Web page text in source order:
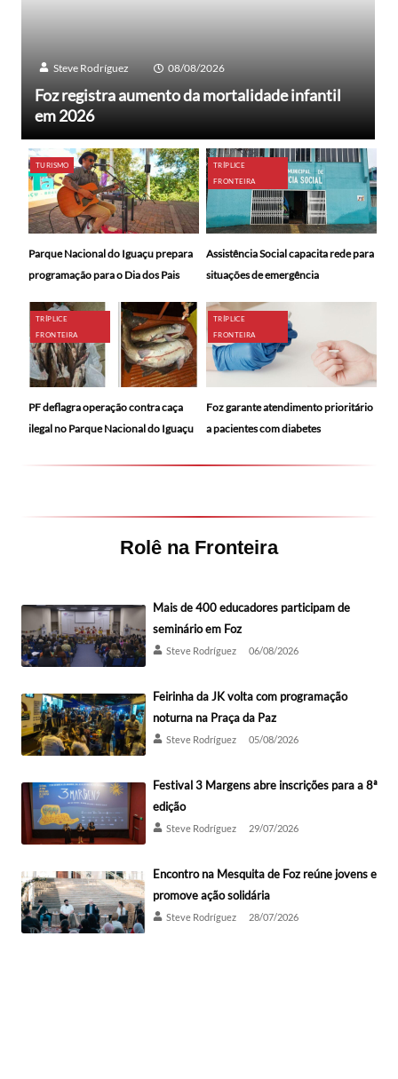
Steve Rodríguez 08/08/2026
Foz registra aumento da mortalidade infantil
em 2026
TURISMO
Parque Nacional do Iguaçu prepara
programação para o Dia dos Pais
TRÍPLICE
FRONTEIRA
Assistência Social capacita rede para
situações de emergência
TRÍPLICE
FRONTEIRA
PF deflagra operação contra caça
ilegal no Parque Nacional do Iguaçu
TRÍPLICE
FRONTEIRA
Foz garante atendimento prioritário
a pacientes com diabetes
Rolê na Fronteira
Mais de 400 educadores participam de
seminário em Foz
Steve Rodríguez 06/08/2026
Feirinha da JK volta com programação
noturna na Praça da Paz
Steve Rodríguez 05/08/2026
Festival 3 Margens abre inscrições para a 8ª
edição
Steve Rodríguez 29/07/2026
Encontro na Mesquita de Foz reúne jovens e
promove ação solidária
Steve Rodríguez 28/07/2026